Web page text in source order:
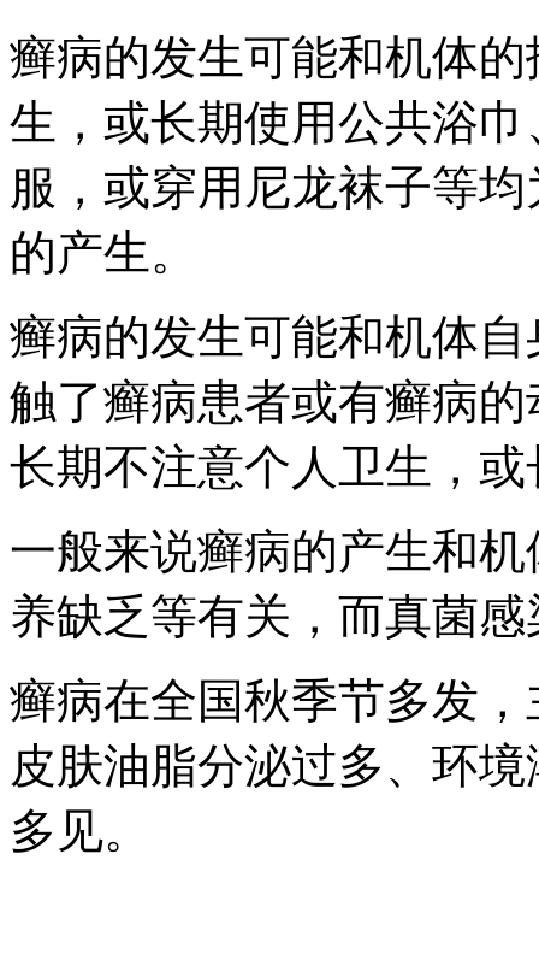
癣病的发生可能和机体
生，或长期使用公共浴
服，或穿用尼龙袜子等
的产生。
癣病的发生可能和机体
触了癣病患者或有癣病
长期不注意个人卫生，
一般来说癣病的产生和
养缺乏等有关，而真菌
癣病在全国秋季节多发
皮肤油脂分泌过多、环
多见。